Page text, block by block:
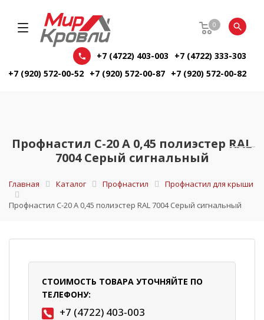
0
+7 (4722) 403-003
+7 (4722) 333-303
+7 (920) 572-00-52 +7 (920) 572-00-87 +7 (920) 572-00-82
Профнастил С-20 А 0,45 полиэстер RAL
7004 Серый сигнальный
Главная Каталог Профнастил
Профнастил для крыши
Профнастил С-20 А 0,45 полиэстер RAL 7004 Серый сигнальный
СТОИМОСТЬ ТОВАРА УТОЧНЯЙТЕ ПО
ТЕЛЕФОНУ:
+7 (4722) 403-003